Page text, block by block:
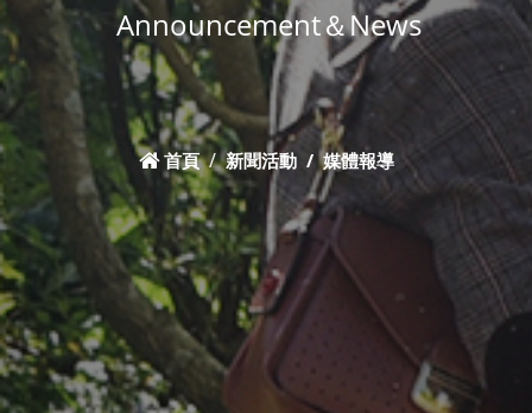
Announcement＆News
首頁 新聞活動 媒體報導